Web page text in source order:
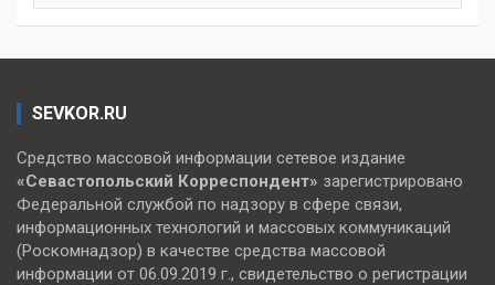
SEVKOR.RU
Средство массовой информации сетевое издание
«Севастопольский Корреспондент» зарегистрировано
Федеральной службой по надзору в сфере связи,
информационных технологий и массовых коммуникаций
(Роскомнадзор) в качестве средства массовой
информации от 06.09.2019 г., свидетельство о регистрации